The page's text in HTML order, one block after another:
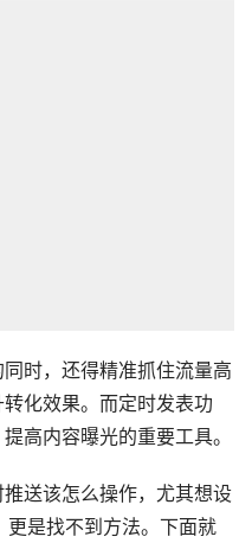
时，还得精准抓住流量高
化效果。而定时发表功
高内容曝光的重要工具。
送该怎么操作，尤其想设
是找不到方法。下面就